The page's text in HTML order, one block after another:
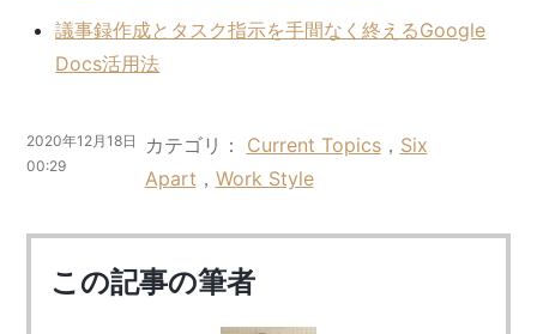
議事録作成とタスク指示を手間なく終えるGoogle
Docs活用法
2020年12月18日
00:29
カテゴリ Current Topics， Six
Apart ， Work Style
この記事の筆者